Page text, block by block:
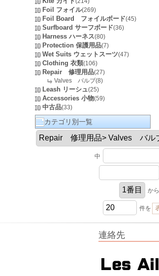
Foil フォイル(269)
Foil Board フォイルボード(45)
Surfboard サーフボード(36)
Harness ハーネス(80)
Protection 保護用品(7)
Wet Suits ウェットスーツ(47)
Clothing 衣類(106)
Repair 修理用品(27)
Valves バルブ(8)
Leash リーシュ(25)
Accessories 小物(59)
中古品(33)
カテゴリ別一覧
中
から
件を
連絡先